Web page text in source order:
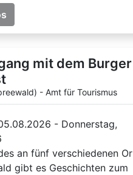
mit dem Burger
- Amt für Tourismus
- Donnerstag,
an fünf verschiedenen
gibt es Geschichten zum